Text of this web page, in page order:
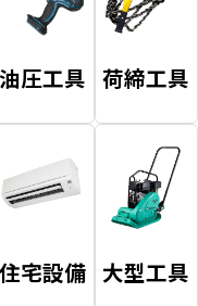
油圧工具 荷締工具
住宅設備 大型工具